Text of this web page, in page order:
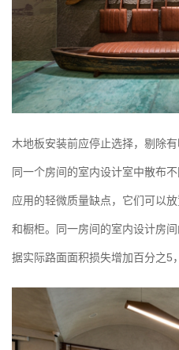
木地板安装前应停止选择，剔除
同一个房间的室内设计室中散布
应用的轻微质量缺点，它们可以
和橱柜。同一房间的室内设计房
据实际路面面积损失增加百分之5